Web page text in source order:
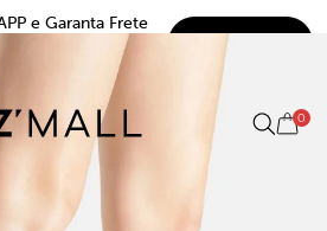
e Garanta Frete
BAIXAR
0